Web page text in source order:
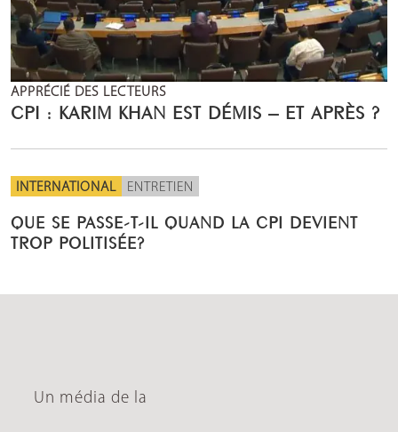
APPRÉCIÉ DES LECTEURS
CPI : KARIM KHAN EST DÉMIS – ET APRÈS ?
INTERNATIONAL ENTRETIEN
QUE SE PASSE-T-IL QUAND LA CPI DEVIENT
TROP POLITISÉE?
Un média de la